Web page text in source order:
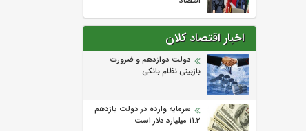
اخبار اقتصاد کلان
دولت دوازدهم و ضرورت
بازبینی نظام بانکی
سرمایه وارده در دولت یازدهم
۱۱.۲ میلیارد دلار است